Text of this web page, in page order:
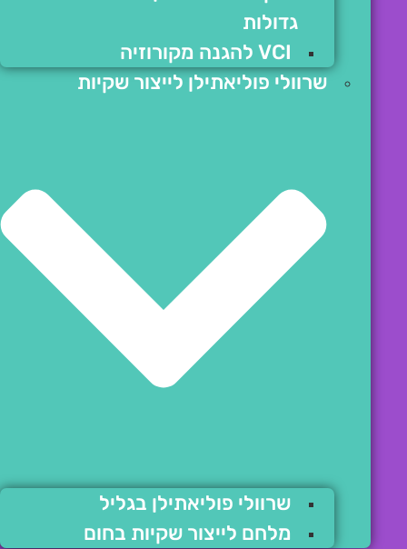
גדולות
VCI להגנה מקורוזיה
שרוולי פוליאתילן לייצור שקיות
שרוולי פוליאתילן בגליל
מלחם לייצור שקיות בחום